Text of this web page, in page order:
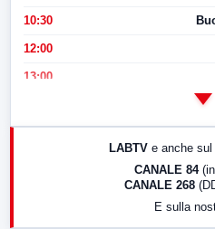
10:30
12:00
13:00
17:00
LABTV e anche
CANALE 84
CANALE 268
E sulla